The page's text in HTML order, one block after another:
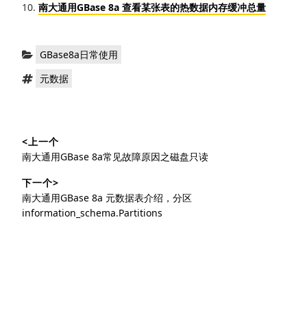
南大通用GBase 8a 查看某张表的热数据内存缓冲总量
分
GBase8a日常使用
标
签：
元数据
章
导
航
<上一个
上
文
章：
南大通用GBase 8a常见故障原因之磁盘只读
下一个>
下
篇
南大通用GBase 8a 元数据表介绍，分区
information_schema.Partitions